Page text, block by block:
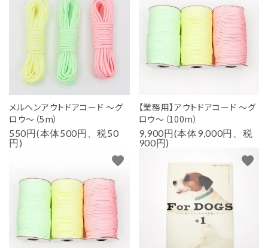
CONTACT
お問い合わせ
メルヘンアウトドアコード ～グ
ロウ～（5m）
550円(本体500円、税50
円)
【業務用】アウトドアコード ～グ
ロウ～（100m）
9,900円(本体9,000円、税
900円)
favorite favorite